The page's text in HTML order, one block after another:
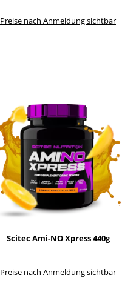
Preise nach Anmeldung sichtbar
Scitec Ami-NO Xpress 440g
Preise nach Anmeldung sichtbar